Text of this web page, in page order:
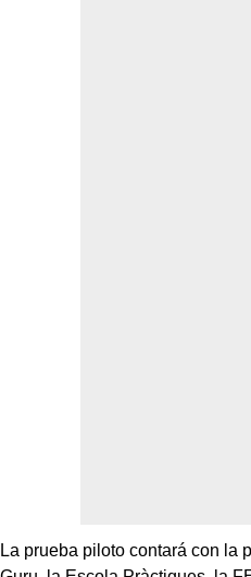
La prueba piloto contará con la